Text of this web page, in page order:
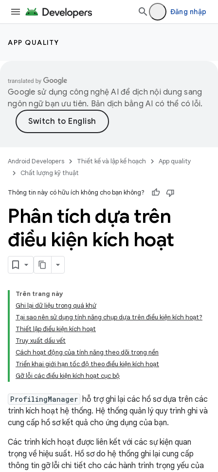
Đăng nhập
APP QUALITY
Google sử dụng công nghệ AI để dịch nội dung sang
ngôn ngữ bạn ưu tiên. Bản dịch bằng AI có thể có lỗi.
Android Developers Thiết kế và lập kế hoạch
App quality
Chất lượng kỹ thuật
Thông tin này có hữu ích không cho bạn không?
Phân tích dựa trên
điều kiện kích hoạt
Trên trang này
Ghi lại dữ liệu trong quá khứ
Tại sao nên sử dụng tính năng chụp dựa trên điều kiện kích hoạt?
Thiết lập điều kiện kích hoạt
Truy xuất dấu vết
Cách hoạt động của tính năng theo dõi trong nền
Triển khai giới hạn tốc độ theo điều kiện kích hoạt
Gỡ lỗi các điều kiện kích hoạt cục bộ
ProfilingManager hỗ trợ ghi lại các hồ sơ dựa trên các
trình kích hoạt hệ thống. Hệ thống quản lý quy trình ghi và
cung cấp hồ sơ kết quả cho ứng dụng của bạn.
Các trình kích hoạt được liên kết với các sự kiện quan
trọng về hiệu suất. Hồ sơ do hệ thống ghi lại cung cấp
thông tin gỡ lỗi chi tiết cho các hành trình trọng yếu của